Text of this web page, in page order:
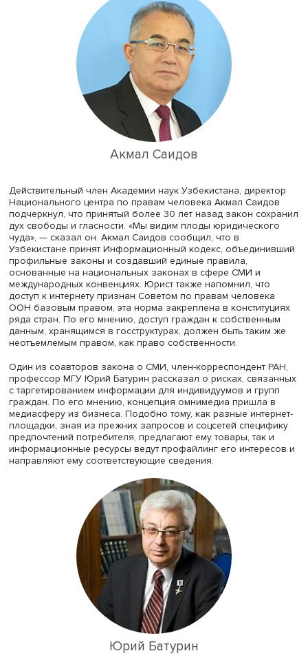
Председатель профильной комиссии Общественной
РФ Рифат Сабитов сообщил о проблемах, связанных с
возникновением новых электронных СМИ. Их
позволяет быстро искать и распространять
отсутствие ее проверки вызывает частые публикации
ошибочных и заведомо ложных сведений. По его
кроме интернет-СМИ, к новым медиа следует отнести и
социальные сети, и распространение информации в них
требует регулирования. Отдельной проблемой
соблюдение в СМИ и социальных сетях авторского
Соавтор закона о СМИ Владимир Энтин, директор
ограничения, характерные для государственных СМИ.
Акмал Саидов
Действительный член Академии наук Узбекистана,
Национального центра по правам человека Акмал
подчеркнул, что принятый более 30 лет назад закон
дух свободы и гласности. «Мы видим плоды
чуда», — сказал он. Акмал Саидов сообщил, что в
Узбекистане принят Информационный кодекс,
профильные законы и создавший единые правила,
основанные на национальных законах в сфере СМИ и
международных конвенциях. Юрист также напомнил,
доступ к интернету признан Советом по правам
ООН базовым правом, эта норма закреплена в
ряда стран. По его мнению, доступ граждан к
данным, хранящимся в госструктурах, должен быть
неотъемлемым правом, как право собственности.
Один из соавторов закона о СМИ, член-